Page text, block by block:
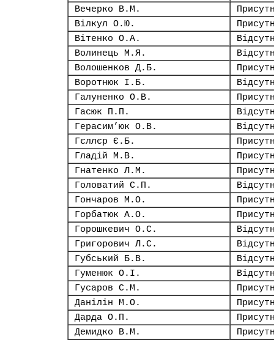
Вечерко В.М.
Вілкул О.Ю.
Вітенко О.А.
Волинець М.Я.
Волошенков Д.Б.
Воротнюк І.Б.
Галуненко О.В.
Гасюк П.П.
Герасим’юк О.В.
Гєллєр Є.Б.
Гладій М.В.
Гнатенко Л.М.
Головатий С.П.
Гончаров М.О.
Горбатюк А.О.
Горошкевич О.С.
Григорович Л.С.
Губський Б.В.
Гуменюк О.І.
Гусаров С.М.
Данілін М.О.
Дарда О.П.
Демидко В.М.